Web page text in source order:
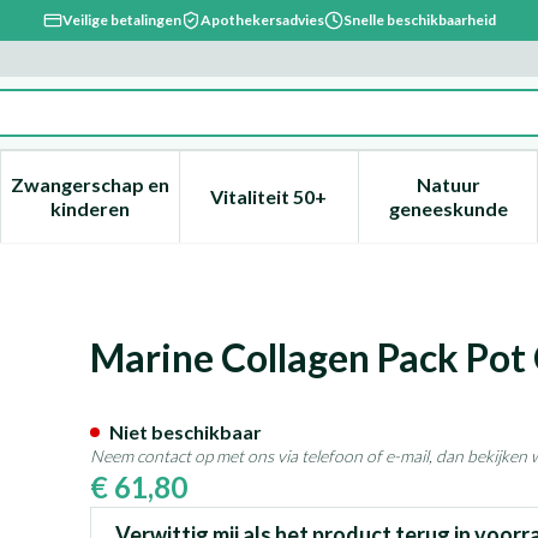
Veilige betalingen Apothekersadvies Snelle beschikbaarheid
verzorging en hygiëne categorie
voor Dieet, voeding en vitamines categorie
Zwangerschap en
kinderenToon submenu voor Zwangerschap en kinderen
Vitaliteit 50+Toon submenu voor Vitaliteit
Natuur
geneeskunde
Toon
450 Lepivits
Marine Collagen Pack
€ 61,80
Niet beschikbaar
Neem contact op met ons via telefoon of e-mail, dan bekijken